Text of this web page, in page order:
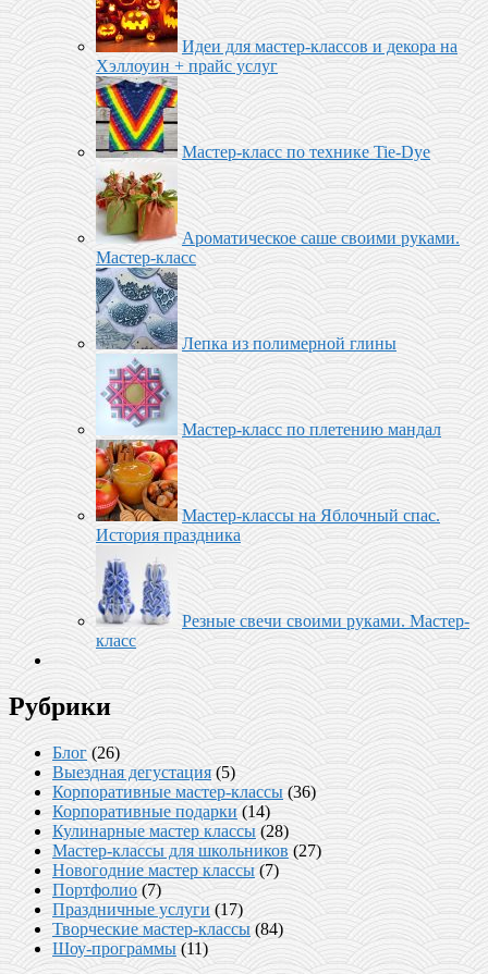
Идеи для мастер-классов и декора на
Хэллоуин + прайс услуг
Мастер-класс по технике Tie-Dye
Ароматическое саше своими руками.
Мастер-класс
Лепка из полимерной глины
Мастер-класс по плетению мандал
Мастер-классы на Яблочный спас.
История праздника
Резные свечи своими руками. Мастер-
класс
Рубрики
Блог(26)
Выездная дегустация(5)
Корпоративные мастер-классы (36)
Корпоративные подарки(14)
Кулинарные мастер классы (28)
Мастер-классы для школьников (27)
Новогодние мастер классы (7)
Портфолио(7)
Праздничные услуги (17)
Творческие мастер-классы(84)
Шоу-программы (11)